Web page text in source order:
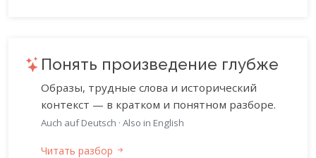
Понять произведение глубже
Образы, трудные слова и исторический
контекст — в кратком и понятном разборе.
Auch auf Deutsch · Also in English
Читать разбор